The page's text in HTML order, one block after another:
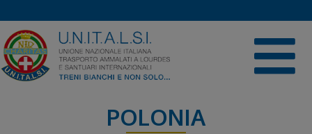
to
content
POLONIA